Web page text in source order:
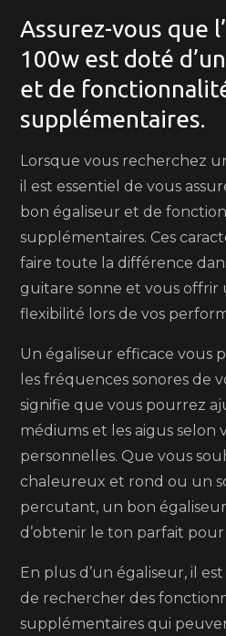
Assurez-vous que
100w est doté
et de
supplémentaires.
Lorsque vous recherchez
il est essentiel de vous
bon égaliseur et de
supplémentaires. Ces
faire toute la différence
guitare sonne et vous offrir
flexibilité lors de vos
Un égaliseur efficace vous
les fréquences sonores de
signifie que vous pourrez
médiums et les aigus selon
personnelles. Que vous
chaleureux et rond ou un
percutant, un bon
d’obtenir le ton parfait
En plus d’un égaliseur, il
de rechercher des
supplémentaires qui